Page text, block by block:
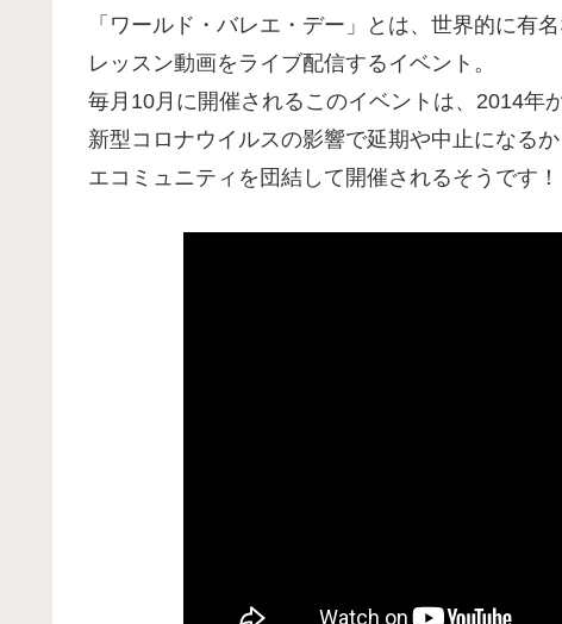
「ワールド・バレエ・デー」とは、世界的に有
レッスン動画をライブ配信するイベント。
毎月10月に開催されるこのイベントは、2014年
新型コロナウイルスの影響で延期や中止になる
エコミュニティを団結して開催されるそうです！